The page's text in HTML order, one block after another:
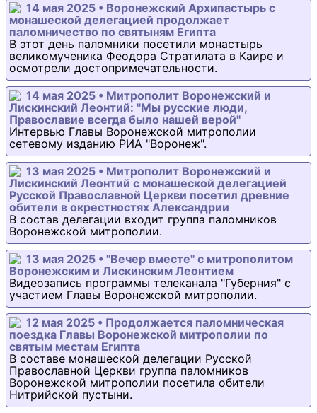
14 мая 2025 • Воронежский Архипастырь с
монашеской делегацией продолжает
паломничество по святыням Египта
В этот день паломники посетили монастырь
великомученика Феодора Стратилата в Каире и
осмотрели достопримечательности.
14 мая 2025 • Митрополит Воронежский и
Лискинский Леонтий: "Мы русские люди,
Православие всегда было нашей верой"
Интервью Главы Воронежской митрополии
сетевому изданию РИА "Воронеж".
13 мая 2025 • Митрополит Воронежский и
Лискинский Леонтий с монашеской делегацией
Русской Православной Церкви посетил древние
обители в окрестностях Александрии
В состав делегации входит группа паломников
Воронежской митрополии.
13 мая 2025 • "Вечер вместе" с митрополитом
Воронежским и Лискинским Леонтием
Видеозапись программы телеканала "Губерния" с
участием Главы Воронежской митрополии.
12 мая 2025 • Продолжается паломническая
поездка Главы Воронежской митрополии по
святым местам Египта
В составе монашеской делегации Русской
Православной Церкви группа паломников
Воронежской митрополии посетила обители
Нитрийской пустыни.